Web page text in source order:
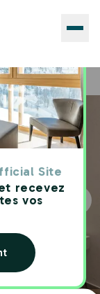
Site
recevez
vos